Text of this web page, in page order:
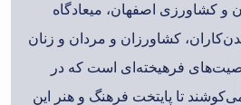
و کشاورزی اصفهان، میعادگاه
کشاورزان و مردان و زنان
فرهیخته‌ای است که در
تا پایتخت فرهنگ و هنر این